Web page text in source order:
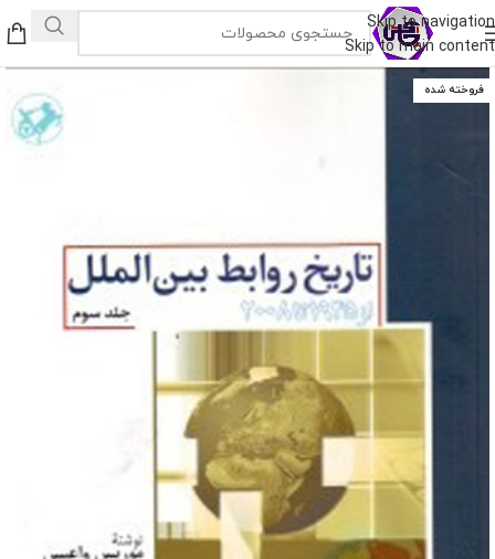
Skip to navigation
Skip to main content
فروخته شده